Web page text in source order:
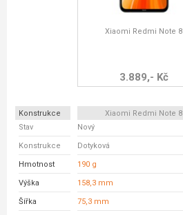
Xiaomi Redmi Note 8
3.889,- Kč
Konstrukce Xiaomi Redmi Note 8
Stav
Nový
Konstrukce Dotyková
Hmotnost 190 g
Výška 158,3 mm
Šířka 75,3 mm